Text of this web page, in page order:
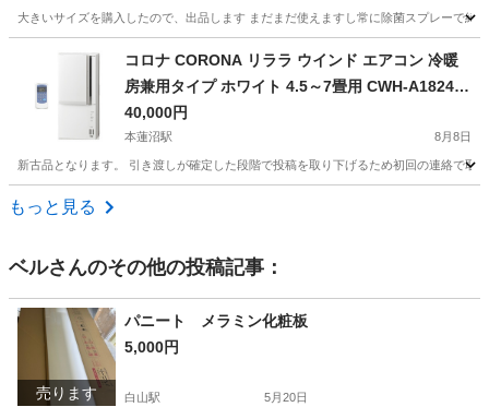
大きいサイズを購入したので、出品します まだまだ使えますし常に除菌スプレーで綺
台東区 稲荷町駅 キッチン家電
コロナ CORONA リララ ウインド エアコン 冷暖
房兼用タイプ ホワイト 4.5～7畳用 CWH-A1824R-
W 窓用
40,000円
本蓮沼駅 8月8日
新古品となります。 引き渡しが確定した段階で投稿を取り下げるため初回の連絡で
東京 板橋区
もっと見る
ベルさんのその他の投稿記事：
売ります
パニート メラミン化粧板
5,000円
白山駅 5月20日